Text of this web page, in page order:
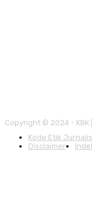
Copyright © 2024 - KBK
Kode Etik
Disclaimer